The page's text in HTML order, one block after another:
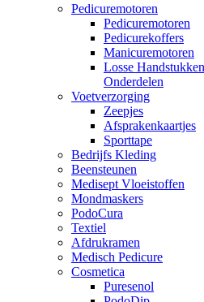
Pedicuremotoren
Pedicuremotoren
Pedicurekoffers
Manicuremotoren
Losse
Onderdelen
Voetverzorging
Zeepjes
Afsprakenkaartjes
Sporttape
Bedrijfs Kleding
Beensteunen
Medisept Vloeistoffen
Mondmaskers
PodoCura
Textiel
Afdrukramen
Medisch Pedicure
Cosmetica
Puresenol